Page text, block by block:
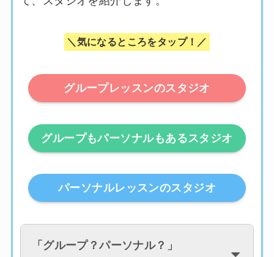
＼気になるところをタップ！／
グループレッスンのスタジオ
グループもパーソナルもあるスタジオ
パーソナルレッスンのスタジオ
「 グループ？パーソナル？ 」